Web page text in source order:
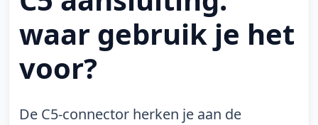
waar gebruik je het
voor?
De C5-connector herken je aan de